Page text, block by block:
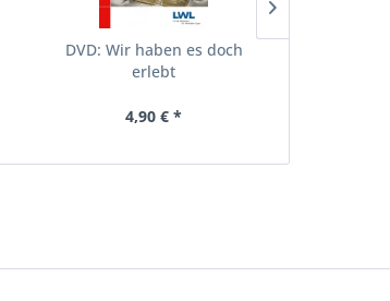
DVD: Wir haben es doch
erlebt
4,90 € *